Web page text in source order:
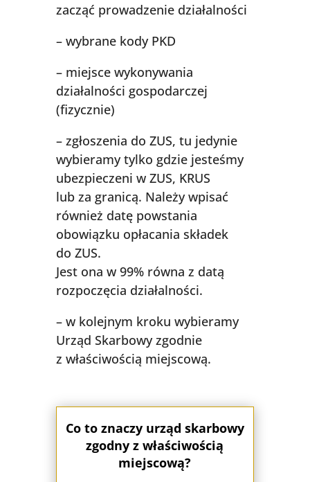
zacząć prowadzenie działalności
– wybrane kody PKD
– miejsce wykonywania
działalności gospodarczej
(fizycznie)
– zgłoszenia do ZUS, tu jedynie
wybieramy tylko gdzie jesteśmy
ubezpieczeni w ZUS, KRUS
lub za granicą. Należy wpisać
również datę powstania
obowiązku opłacania składek
do ZUS.
Jest ona w 99% równa z datą
rozpoczęcia działalności.
– w kolejnym kroku wybieramy
Urząd Skarbowy zgodnie
z właściwością miejscową.
Co to znaczy urząd skarbowy
zgodny z właściwością
miejscową?